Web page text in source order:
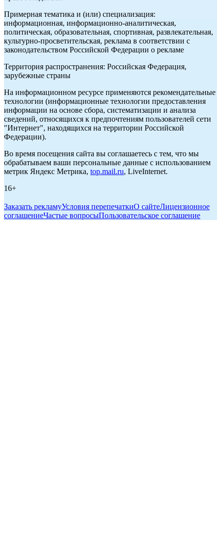
Примерная тематика и (или) специализация:
информационная, информационно-аналитическая,
политическая, образовательная, спортивная, развлекательная,
культурно-просветительская, реклама в соответствии с
законодательством Российской Федерации о рекламе
Территория распространения: Российская Федерация,
зарубежные страны
На информационном ресурсе применяются рекомендательные
технологии (информационные технологии предоставления
информации на основе сбора, систематизации и анализа
сведений, относящихся к предпочтениям пользователей сети
"Интернет", находящихся на территории Российской
Федерации).
Во время посещения сайта вы соглашаетесь с тем, что мы
обрабатываем ваши персональные данные с использованием
метрик Яндекс Метрика, top.mail.ru, LiveInternet.
16+
Заказать рекламуУсловия перепечаткиО сайтеЛицензионное
соглашениеЧастые вопросыПользовательское соглашение